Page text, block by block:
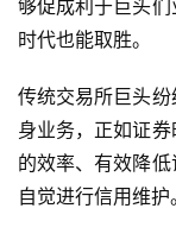
够促成利于巨头
时代也能取胜。
传统交易所巨头
身业务，正如证
的效率、有效降
自觉进行信用维护